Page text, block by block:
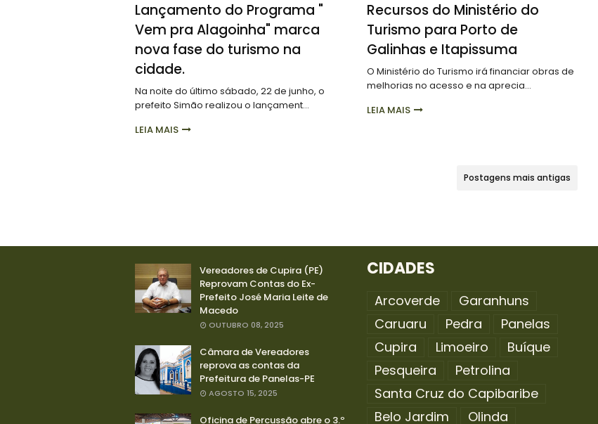
Lançamento do Programa "
Vem pra Alagoinha" marca
nova fase do turismo na
cidade.
Na noite do último sábado, 22 de junho, o
prefeito Simão realizou o lançament…
LEIA MAIS
Recursos do Ministério do
Turismo para Porto de
Galinhas e Itapissuma
O Ministério do Turismo irá financiar obras de
melhorias no acesso e na aprecia…
LEIA MAIS
Postagens mais antigas
Vereadores de Cupira (PE)
Reprovam Contas do Ex-
Prefeito José Maria Leite de
Macedo
OUTUBRO 08, 2025
Câmara de Vereadores
reprova as contas da
Prefeitura de Panelas-PE
AGOSTO 15, 2025
Oficina de Percussão abre o 3.º
CIDADES
Arcoverde
Garanhuns
Caruaru
Pedra
Panelas
Cupira
Limoeiro
Buíque
Pesqueira
Petrolina
Santa Cruz do Capibaribe
Belo Jardim
Olinda